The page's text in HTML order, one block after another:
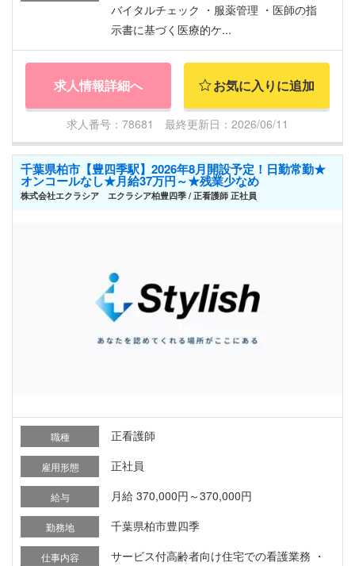
バイタルチェック ・服薬管理 ・医師の指
示書に基づく医療的ケ...
求人情報詳細へ お気に入りに追加
求人番号：78681 最終更新日：2026/06/11
千葉県柏市【豊四季駅】2026年8月開設予定！日勤常勤★
オンコールなし★月給37万円～★残業少なめ
株式会社エクラシア エクラシア柏豊四季 / 正看護師 正社員
職種 正看護師
雇用形態 正社員
給与 月給 370,000円～370,000円
勤務地 千葉県柏市豊四季
仕事内容
サービス付高齢者向け住宅での看護業務 ・